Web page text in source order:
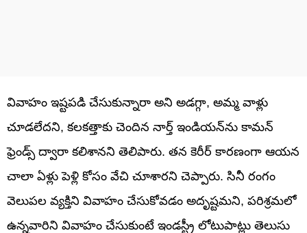
వివాహం ఇష్టపడి చేసుకున్నారా అని అడగ్గా, అమ్మ వాళ్లు
చూడలేదని, కలకత్తాకు చెందిన నార్త్ ఇండియన్‌ను కామన్
ఫ్రెండ్స్ ద్వారా కలిశానని తెలిపారు. తన కెరీర్ కారణంగా ఆయన
చాలా ఏళ్లు పెళ్లి కోసం వేచి చూశారని చెప్పారు. సినీ రంగం
వెలుపల వ్యక్తిని వివాహం చేసుకోవడం అదృష్టమని, పరిశ్రమలో
ఉన్నవారిని వివాహం చేసుకుంటే ఇండస్ట్రీ లోటుపాట్లు తెలుసు